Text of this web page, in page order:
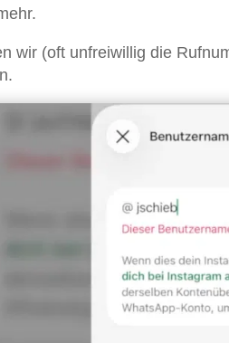
wir (oft unfreiwillig die